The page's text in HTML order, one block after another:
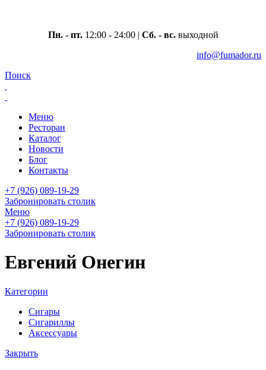
Пн. - пт.12:00 - 24:00 | Сб. - вс.выходной
info@fumador.ru
Поиск
Меню
Ресторан
Каталог
Новости
Блог
Контакты
+7 (926) 089-19-29
Забронировать столик
Меню
+7 (926) 089-19-29
Забронировать столик
Евгений Онегин
Категории
Сигары
Сигариллы
Аксессуары
Закрыть